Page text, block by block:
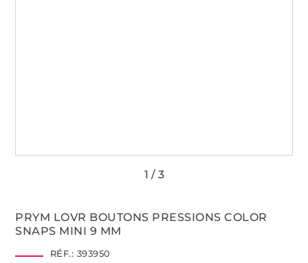
PRYM LOVR BOUTONS PRESSIONS COLOR
SNAPS MINI 9 MM
RÉF.: 393950